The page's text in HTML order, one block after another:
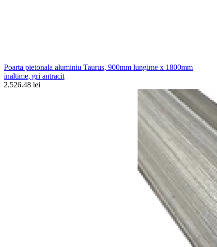
Poarta pietonala aluminiu Taurus, 900mm lungime x 1800mm
inaltime, gri antracit
2,526.48 lei